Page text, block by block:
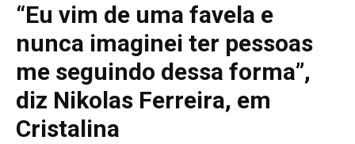
“Eu vim de uma favela e
nunca imaginei ter pessoas
me seguindo dessa forma”,
diz Nikolas Ferreira, em
Cristalina